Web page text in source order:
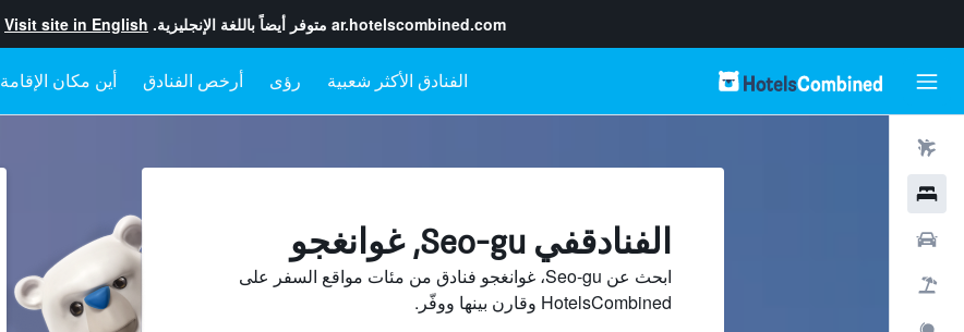
ar.hotelscombined.com متوفر أيضاً باللغة الإنجليزية. Visit site in English
رؤى أرخص الفنادق أين مكان الإقامة
الفنادقفي Seo-gu, غوانغجو
ابحث عن Seo-gu، غوانغجو فنادق من مئات مواقع السفر على
HotelsCombined وقارن بينها ووفّر.